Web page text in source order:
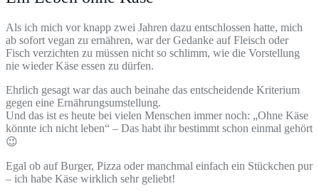
Als ich mich vor knapp zwei Jahren dazu entschlossen hatte, mich
ab sofort vegan zu ernähren, war der Gedanke auf Fleisch oder
Fisch verzichten zu müssen nicht so schlimm, wie die Vorstellung
nie wieder Käse essen zu dürfen.
Ehrlich gesagt war das auch beinahe das entscheidende Kriterium
gegen eine Ernährungsumstellung.
Und das ist es heute bei vielen Menschen immer noch: „Ohne Käse
könnte ich nicht leben“ – Das habt ihr bestimmt schon einmal gehört
😉
Egal ob auf Burger, Pizza oder manchmal einfach ein Stückchen pur
– ich habe Käse wirklich sehr geliebt!